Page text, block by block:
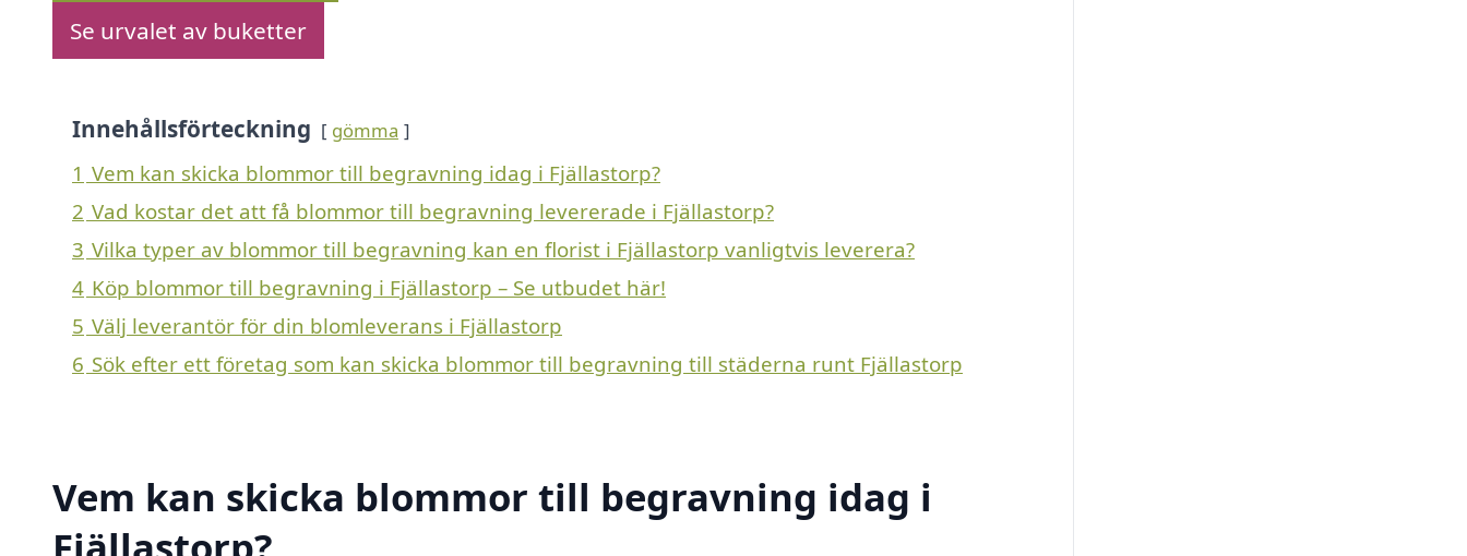
Se urvalet av buketter
Innehållsförteckning gömma
1 Vem kan skicka blommor till begravning idag i Fjällastorp?
2 Vad kostar det att få blommor till begravning levererade i Fjällastorp?
3 Vilka typer av blommor till begravning kan en florist i Fjällastorp vanligtvis leverera?
4 Köp blommor till begravning i Fjällastorp – Se utbudet här!
5 Välj leverantör för din blomleverans i Fjällastorp
6 Sök efter ett företag som kan skicka blommor till begravning till städerna runt Fjällastorp
Vem kan skicka blommor till begravning idag i